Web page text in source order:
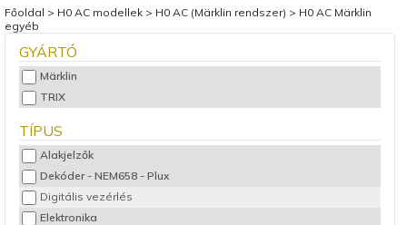
Főoldal > H0 AC modellek> H0 AC (Märklin rendszer) > H0 AC Märklin
egyéb
GYÁRTÓ
Märklin
TRIX
TÍPUS
Alakjelzők
Dekóder - NEM658 - Plux
Digitális vezérlés
Elektronika